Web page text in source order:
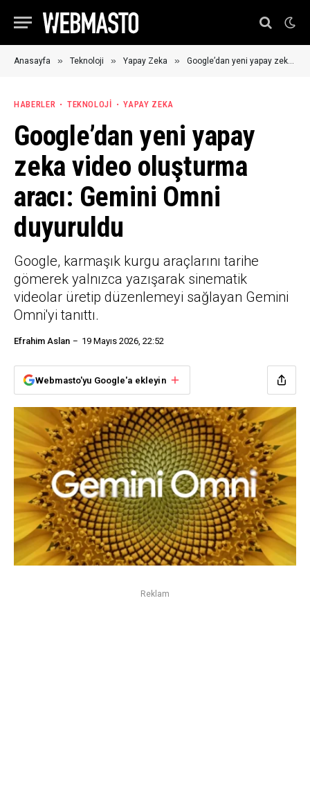
Anasayfa » Teknoloji » Yapay Zeka » Google’dan yeni yapay zeka video oluşturma aracı: Gemini Omni duyuruldu
HABERLER TEKNOLOJI YAPAY ZEKA
Google’dan yeni yapay
zeka video oluşturma
aracı: Gemini Omni
duyuruldu
Google, karmaşık kurgu araçlarını tarihe
gömerek yalnızca yazışarak sinematik
videolar üretip düzenlemeyi sağlayan Gemini
Omni'yi tanıttı.
Efrahim Aslan 19 Mayıs 2026, 22:52
Webmasto'yu Google'a ekleyin
Reklam